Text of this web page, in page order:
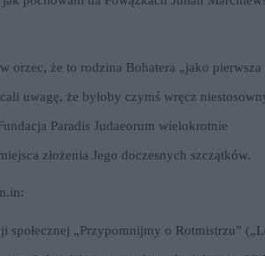
orzec, że to rodzina Bohatera „jako pierwsza
uwagę, że byłoby czymś wręcz
Paradis Judaeorum wielokrotnie
złożenia Jego doczesnych szczątków.
„Przypomnijmy o Rotmistrzu”